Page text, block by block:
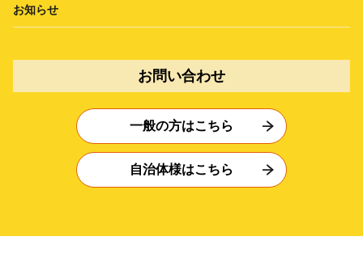
お知らせ
お問い合わせ
一般の方はこちら
自治体様はこちら